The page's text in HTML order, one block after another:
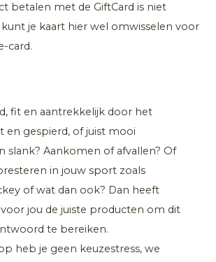
betalen met de GiftCard is niet
je kaart hier wel omwisselen voor
card.
fit en aantrekkelijk door het
en gespierd, of juist mooi
slank? Aankomen of afvallen? Of
in jouw sport zoals
of wat dan ook? Dan heeft
jou de juiste producten om dit
te bereiken.
heb je geen keuzestress, we